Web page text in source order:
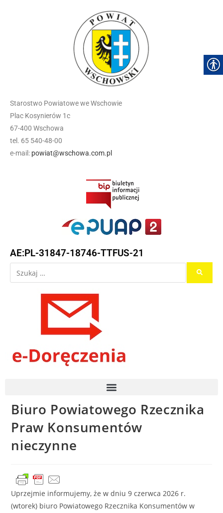
Starostwo Powiatowe we Wschowie
Plac Kosynierów 1c
67-400 Wschowa
tel. 65 540-48-00
e-mail: powiat@wschowa.com.pl
AE:PL-31847-18746-TTFUS-21
Biuro Powiatowego Rzecznika
Praw Konsumentów
nieczynne
Uprzejmie informujemy, że w dniu 9 czerwca 2026 r.
(wtorek) biuro Powiatowego Rzecznika Konsumentów w